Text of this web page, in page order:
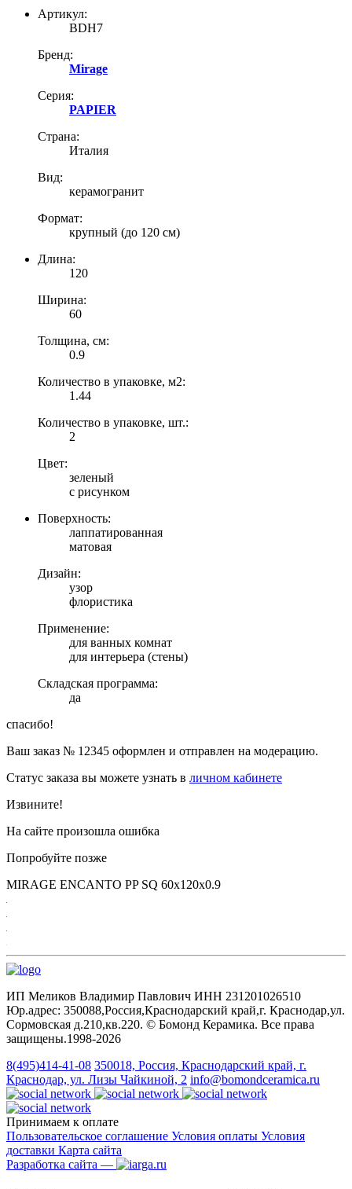
Артикул:
BDH7
Бренд:
Mirage
Серия:
PAPIER
Страна:
Италия
Вид:
керамогранит
Формат:
крупный (до 120 см)
Длина:
120
Ширина:
60
Толщина, см:
0.9
Количество в упаковке, м2:
1.44
Количество в упаковке, шт.:
2
Цвет:
зеленый
с рисунком
Поверхность:
лаппатированная
матовая
Дизайн:
узор
флористика
Применение:
для ванных комнат
для интерьера (стены)
Складская программа:
да
спасибо!
Ваш заказ № 12345 оформлен и отправлен на модерацию.
Статус заказа вы можете узнать в личном кабинете
Извините!
На сайте произошла ошибка
Попробуйте позже
MIRAGE ENCANTO PP SQ 60х120x0.9
ИП Меликов Владимир Павлович ИНН 231201026510
Юр.адрес: 350088,Россия,Краснодарский край,г. Краснодар,ул.
Сормовская д.210,кв.220. © Бомонд Керамика. Все права
защищены.1998‑2026
8(495)414-41-08 350018, Россия, Краснодарский край, г.
Краснодар, ул. Лизы Чайкиной, 2 info@bomondceramica.ru
Принимаем к оплате
Пользовательское соглашение Условия оплаты Условия
доставки Карта сайта
Разработка сайта —